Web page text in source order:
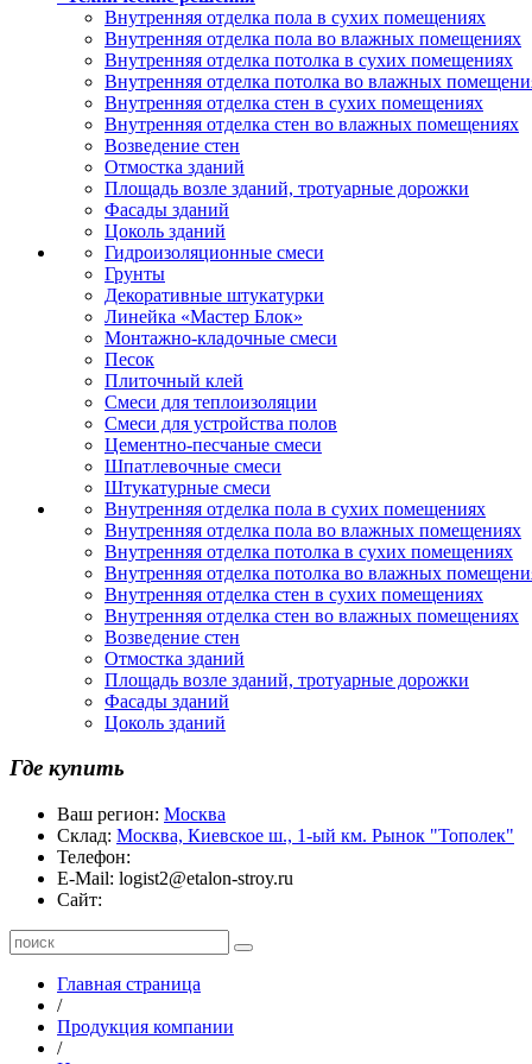
Внутренняя отделка пола в сухих помещениях
Внутренняя отделка пола во влажных помещениях
Внутренняя отделка потолка в сухих помещениях
Внутренняя отделка потолка во влажных
Внутренняя отделка стен в сухих помещениях
Внутренняя отделка стен во влажных помещениях
Возведение стен
Отмостка зданий
Площадь возле зданий, тротуарные дорожки
Фасады зданий
Цоколь зданий
Гидроизоляционные смеси
Грунты
Декоративные штукатурки
Линейка «Мастер Блок»
Монтажно-кладочные смеси
Песок
Плиточный клей
Смеси для теплоизоляции
Смеси для устройства полов
Цементно-песчаные смеси
Шпатлевочные смеси
Штукатурные смеси
Внутренняя отделка пола в сухих помещениях
Внутренняя отделка пола во влажных помещениях
Внутренняя отделка потолка в сухих помещениях
Внутренняя отделка потолка во влажных
Внутренняя отделка стен в сухих помещениях
Внутренняя отделка стен во влажных помещениях
Возведение стен
Отмостка зданий
Площадь возле зданий, тротуарные дорожки
Фасады зданий
Цоколь зданий
Где купить
Ваш регион: Москва
Склад: Москва, Киевское ш., 1-ый км. Рынок "Тополек"
Телефон:
E-Mail: logist2@etalon-stroy.ru
Сайт:
Главная страница
/
Продукция компании
/